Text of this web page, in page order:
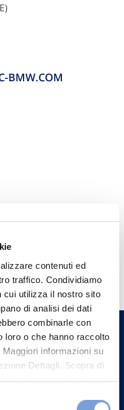
contenuti ed
traffico. Condividiamo
cui utilizza il nostro sito
di analisi dei dati
combinarle con
loro o che hanno raccolto
informazioni su
Dettagli. Scopra di
e come trattiamo i
sezione "Informativa
BMW.COM
a te e parla con